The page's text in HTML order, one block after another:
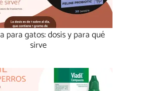
para gatos: dosis y para qué
sirve